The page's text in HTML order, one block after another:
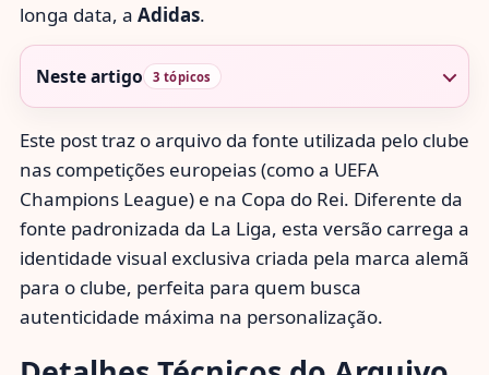
longa data, a Adidas.
Neste artigo 3 tópicos
Este post traz o arquivo da fonte utilizada pelo clube
nas competições europeias (como a UEFA
Champions League) e na Copa do Rei. Diferente da
fonte padronizada da La Liga, esta versão carrega a
identidade visual exclusiva criada pela marca alemã
para o clube, perfeita para quem busca
autenticidade máxima na personalização.